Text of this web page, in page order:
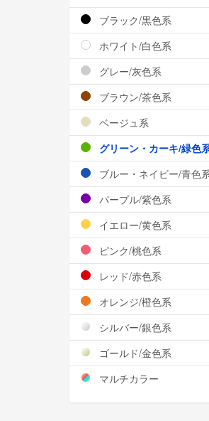
ブラック/黒色系
ホワイト/白色系
グレー/灰色系
ブラウン/茶色系
ベージュ系
グリーン・カーキ/緑色
ブルー・ネイビー/青色
パープル/紫色系
イエロー/黄色系
ピンク/桃色系
レッド/赤色系
オレンジ/橙色系
シルバー/銀色系
ゴールド/金色系
マルチカラー